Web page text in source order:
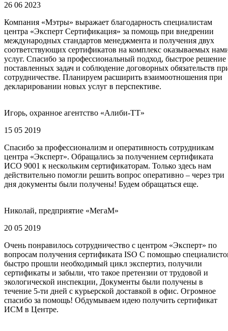
26 06 2023
Компания «Мэтры» выражает благодарность специалистам
центра «Эксперт Сертификация» за помощь при внедрении
международных стандартов менеджмента и получения двух
соответствующих сертификатов на комплекс оказываемых
услуг. Спасибо за профессиональный подход, быстрое решение
поставленных задач и соблюдение договорных обязательств
сотрудничестве. Планируем расширить взаимоотношения при
декларировании новых услуг в перспективе.
Игорь, охранное агентство «Алиби-ТТ»
15 05 2019
Спасибо за профессионализм и оперативность сотрудникам
центра «Эксперт». Обращались за получением сертификата
ИСО 9001 к нескольким сертификаторам. Только здесь нам
действительно помогли решить вопрос оперативно – через три
дня документы были получены! Будем обращаться еще.
Николай, предприятие «МегаМ»
20 05 2019
Очень понравилось сотрудничество с центром «Эксперт» по
вопросам получения сертификата ISO С помощью
быстро прошли необходимый цикл экспертиз, получили
сертификаты и забыли, что такое претензии от трудовой и
экологической инспекции, Документы были получены в
течение 5-ти дней с курьерской доставкой в офис. Огромное
спасибо за помощь! Обдумываем идею получить сертификат
ИСМ в Центре.